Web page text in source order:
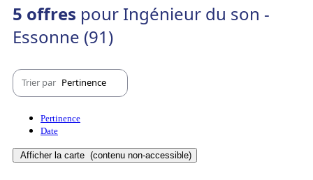
5 offres pour Ingénieur du son -
Essonne (91)
Trier par Pertinence
Pertinence
Date
Afficher la carte (contenu non-accessible)